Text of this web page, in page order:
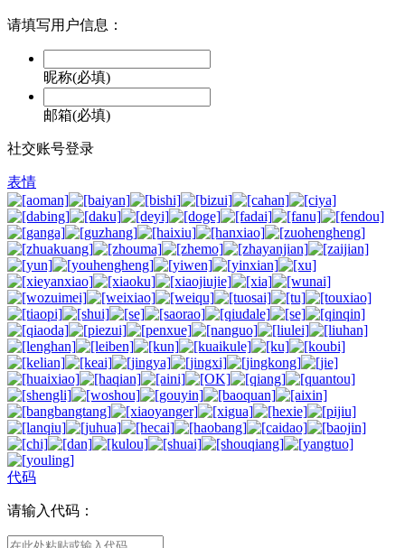
请填写用户信息：
昵称(必填)
邮箱(必填)
社交账号登录
表情
代码
请输入代码：